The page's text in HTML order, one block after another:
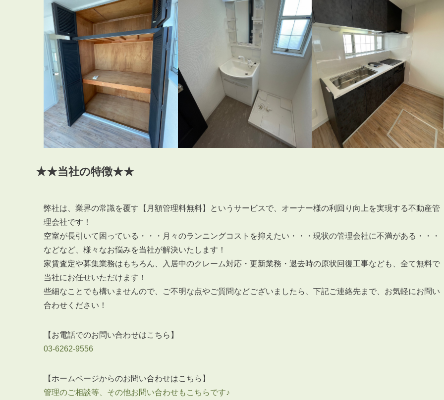
★★当社の特徴★★
弊社は、業界の常識を覆す【月額管理料無料】というサービスで、オーナー様の利回り向上を実現する不動産管
理会社です！
空室が長引いて困っている・・・月々のランニングコストを抑えたい・・・現状の管理会社に不満がある・・・
などなど、様々なお悩みを当社が解決いたします！
家賃査定や募集業務はもちろん、入居中のクレーム対応・更新業務・退去時の原状回復工事なども、全て無料で
当社にお任せいただけます！
些細なことでも構いませんので、ご不明な点やご質問などございましたら、下記ご連絡先まで、お気軽にお問い
合わせください！
【お電話でのお問い合わせはこちら】
03-6262-9556
【ホームページからのお問い合わせはこちら】
管理のご相談等、その他お問い合わせもこちらです♪